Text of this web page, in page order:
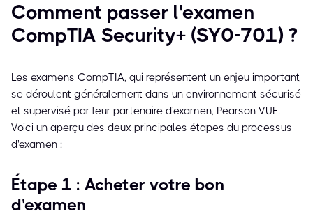
Comment passer l'examen
CompTIA Security+ (SY0-701) ?
Les examens CompTIA, qui représentent un enjeu important,
se déroulent généralement dans un environnement sécurisé
et supervisé par leur partenaire d'examen, Pearson VUE.
Voici un aperçu des deux principales étapes du processus
d'examen :
Étape 1 : Acheter votre bon
d'examen